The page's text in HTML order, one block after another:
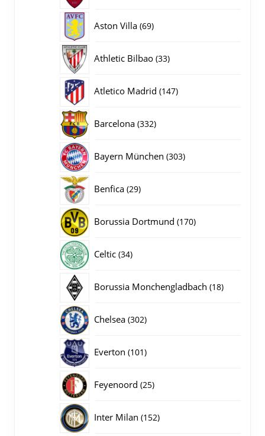
Aston Villa 6969
Athletic Bilbao 3333
Atletico Madrid 147147
Barcelona 332332
Bayern München 303303
Benfica 2929
Borussia Dortmund 170170
Celtic 3434
Borussia Monchengladbach 1818
Chelsea 302302
Everton 101101
Feyenoord 2525
Inter Milan 152152